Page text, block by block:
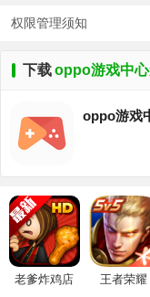
权限管理须知
下载oppo游戏中
oppo游戏
老爹炸鸡店
王者荣耀